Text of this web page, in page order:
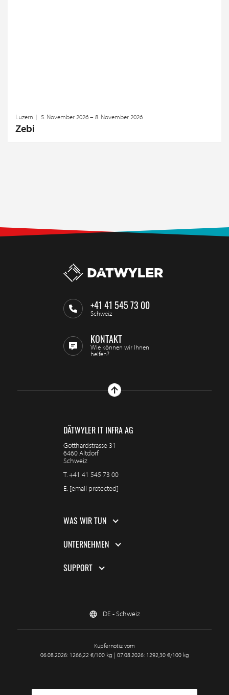
Luzern 5. November 2026 – 8. November 2026
Zebi
+41 41 545 73 00
Schweiz
KONTAKT
Wie können wir Ihnen
helfen?
DÄTWYLER IT INFRA AG
Gotthardstrasse 31
6460 Altdorf
Schweiz
T.+41 41 545 73 00
E. [email protected]
WAS WIR TUN
UNTERNEHMEN
SUPPORT
DE - Schweiz
Kupfernotiz vom
06.08.2026: 1266,22 €/100 kg | 07.08.2026: 1292,30 €/100 kg